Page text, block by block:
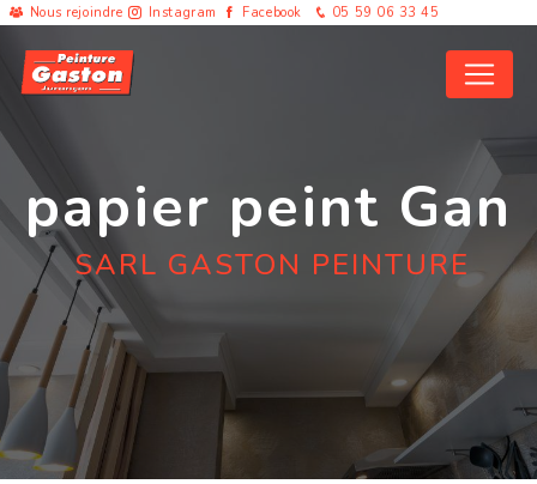
Nous rejoindre Instagram Facebook 05 59 06 33 45
papier peint Gan
SARL GASTON PEINTURE
Panneau de gestion des cookies